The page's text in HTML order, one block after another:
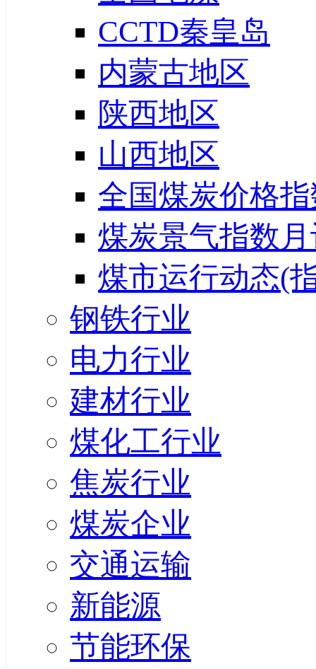
CCTD秦皇岛
内蒙古地区
陕西地区
山西地区
全国煤炭价格
煤炭景气指数
煤市运行动态(
钢铁行业
电力行业
建材行业
煤化工行业
焦炭行业
煤炭企业
交通运输
新能源
节能环保